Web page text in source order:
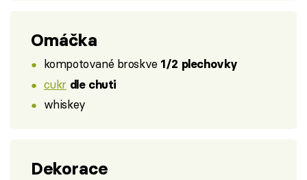
Omáčka
kompotované broskve 1/2 plechovky
cukr dle chuti
whiskey
Dekorace